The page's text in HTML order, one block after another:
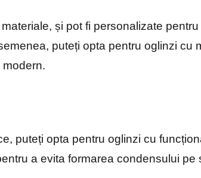
și pot fi personalizate
puteți opta pentru oglinzi cu
puteți opta pentru oglinzi cu
a evita formarea condensului pe